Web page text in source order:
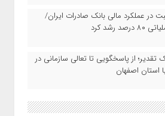
در عملکرد مالی بانک صادرات ایران/
رشد کرد
تقدیر؛ از پاسخگویی تا تعالی سازمانی در
استان اصفهان